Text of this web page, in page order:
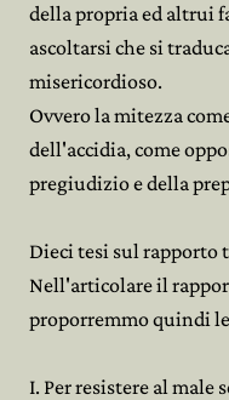
della propria ed altrui
ascoltarsi che si
misericordioso.
Ovvero la mitezza
dell'accidia, come
pregiudizio e della
Dieci tesi sul rapporto
Nell'articolare il
proporremmo quindi
I. Per resistere al male